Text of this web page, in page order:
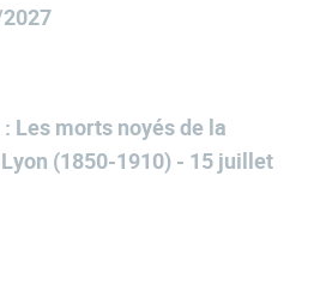
Les morts noyés de la
(1850-1910) - 15 juillet